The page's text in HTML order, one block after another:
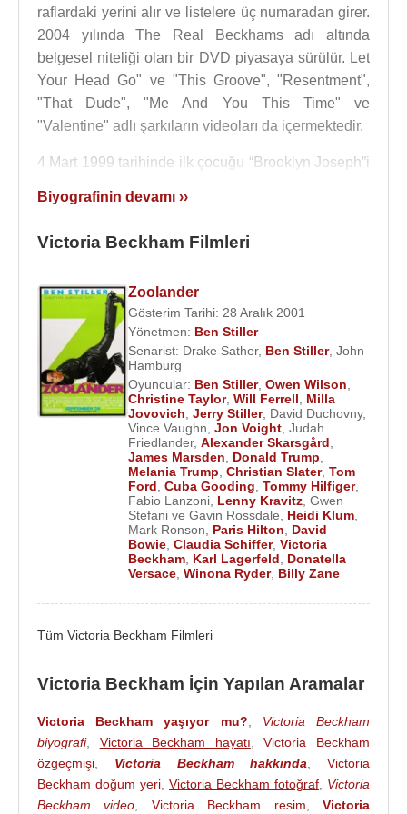
raflardaki yerini alır ve listelere üç numaradan girer.
2004 yılında The Real Beckhams adı altında
belgesel niteliği olan bir DVD piyasaya sürülür. Let
Your Head Go" ve "This Groove", "Resentment",
"That Dude", "Me And You This Time" ve
"Valentine" adlı şarkıların videoları da içermektedir.
4 Mart 1999 tarihinde ilk çocuğu “Brooklyn Joseph”i
temmuz 1999 da “
tarihinde dünyaya geldi. 3. oğulları “Cruz David
10 Temmuz 2011'deLos Angeles
çocuklarına “Harper Seven Beckham” adını verdiler.
İngiliz basınının Victoria’nın müzik kariyerini
başarısızlık olarak yorumlaması Victoria’nın müzik
ile ilgili hedeflerini de yok eder. Ama Victoria tekrar
işe koyulur veCathy Dennisile My Love Is For
Real adlı şarkıyı yazar ama Victoria’nın üçüncü
hamileliği sebebiyle şarkı hiç piyasaya sürülmez.
Victoria Beckham,Dolce Gabbanave yakın
dostum dediğiRoberto Cavalliiçin podyuma çıkar.
2004 yılında da Rock and Republic için VB Rocks
adında ağırlıklı olarak jean pantolondan oluşan bir
yapar, Samantha Thavasa adlı mağaza için çanta
güneş gözlüğü koleksiyonu hazırlar ve dünya
bol bol reklamını da yapar. Yine aynı yıl Intimately
Beckham adında bay ve bayan parfümü satışa
sunulur.
Biyografinin devamı ››
Victoria Beckham Filmleri
Zoolander
Gösterim Tarihi: 28 Aralık 2001
Yönetmen: Ben Stiller
Senarist: Drake Sather, Ben Stiller, John
Hamburg
Oyuncular: Ben Stiller, Owen Wilson
Christine Taylor, Will Ferrell
Milla
Jovovich Jerry Stiller, David Duchovny,
Vince Vaughn Jon Voight Judah
Friedlander, Alexander Skarsgård
James Marsden
Donald Trump
Melania Trump Christian Slater, Tom
Ford Cuba Gooding Tommy Hilfiger,
Fabio Lanzoni Lenny Kravitz Gwen
Stefani ve Gavin Rossdale
Heidi Klum
Mark Ronson
Paris Hilton
David
Bowie Claudia Schiffer, Victoria
Beckham Karl Lagerfeld
Donatella
Versace Winona Ryder, Billy Zane
Tüm Victoria Beckham Filmleri
Victoria Beckham İçin Yapılan Aramalar
Victoria Beckham yaşıyor mu?
Victoria Beckham
biyografi, Victoria Beckham hayatı ,Victoria Beckham
özgeçmişi
Victoria Beckham hakkında
Victoria
Beckham doğum yeri Victoria Beckham fotoğraf
Victoria
Beckham video
Victoria Beckham resim ,Victoria